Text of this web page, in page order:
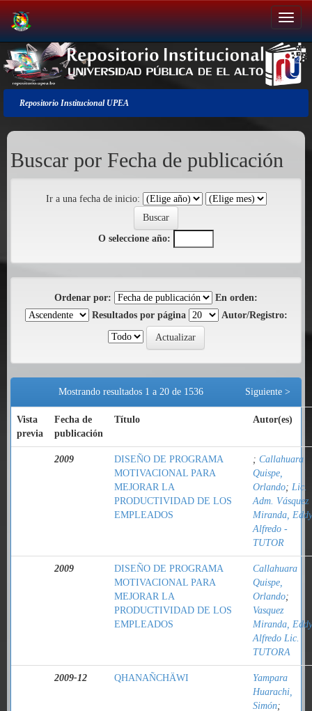
Salir
de
la
navegación
Repositorio Institucional UPEA
Buscar por Fecha de publicación
Ir a una fecha de inicio:
O seleccione año:
Ordenar por:
En orden:
Resultados por página
Autor/Registro:
Mostrando resultados 1 a 20 de 1536 Siguiente >
Vista
previa
Fecha de
publicación
Título Autor(es)
2009
DISEÑO DE PROGRAMA
MOTIVACIONAL PARA
MEJORAR LA
PRODUCTIVIDAD DE LOS
EMPLEADOS
; Callahuara
Quispe,
Orlando; Lic.
Adm. Vásquez
Miranda, Eddy
Alfredo -
TUTOR
2009
DISEÑO DE PROGRAMA
MOTIVACIONAL PARA
MEJORAR LA
PRODUCTIVIDAD DE LOS
EMPLEADOS
Callahuara
Quispe,
Orlando;
Vasquez
Miranda, Eddy
Alfredo Lic.
TUTORA
2009-12 QHANAÑCHÄWI
Yampara
Huarachi,
Simón;